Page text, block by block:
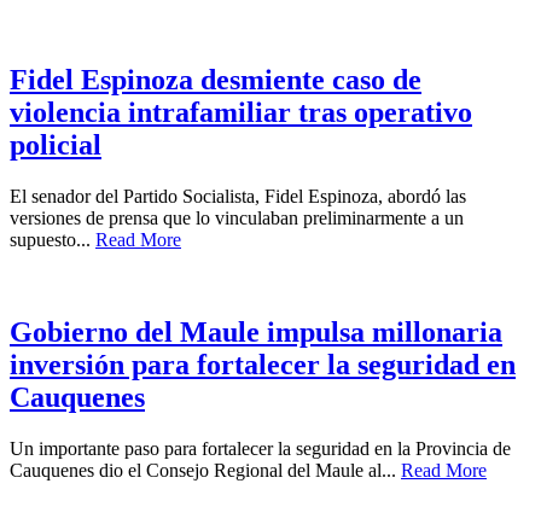
Fidel Espinoza desmiente caso de
violencia intrafamiliar tras operativo
policial
El senador del Partido Socialista, Fidel Espinoza, abordó las
versiones de prensa que lo vinculaban preliminarmente a un
supuesto... Read More
Gobierno del Maule impulsa millonaria
inversión para fortalecer la seguridad en
Cauquenes
Un importante paso para fortalecer la seguridad en la Provincia de
Cauquenes dio el Consejo Regional del Maule al... Read More